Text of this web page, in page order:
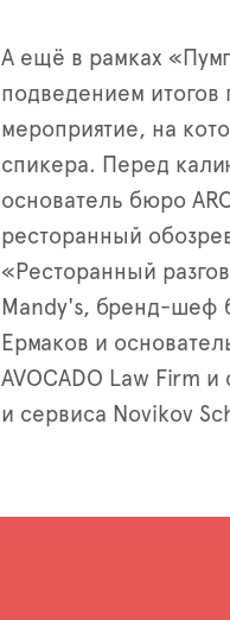
А ещё в рамках
подведением
мероприятие, на
спикера. Перед
основатель бюро
ресторанный
«Ресторанный
Mandy's, бренд-шеф
Ермаков и
AVOCADO Law Firm
и сервиса Novikov